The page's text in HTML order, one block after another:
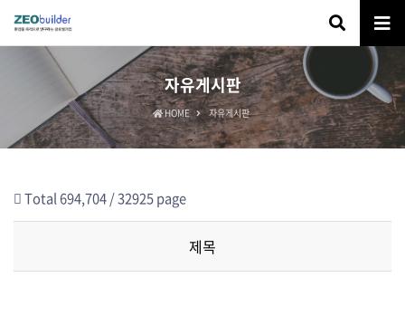
자유게시판
HOME 자유게시판
Total 694,704 /32925 page
제목